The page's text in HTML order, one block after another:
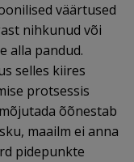
väärtused
nihkunud või
alla pandud.
selles kiires
protsessis
õõnestab
maailm ei anna
pidepunkte